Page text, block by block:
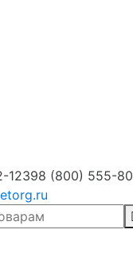
12398 (800) 555-